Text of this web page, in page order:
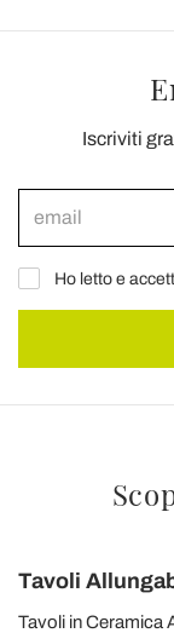
Iscriviti
Ho letto e
Tavoli
Tavoli in Ceramica